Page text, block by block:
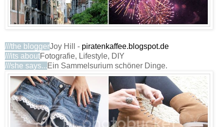
///the bloggerJoy Hill - piratenkaffee.blogspot.de
///its aboutFotografie, Lifestyle, DIY
///she says...Ein Sammelsurium schöner Dinge.